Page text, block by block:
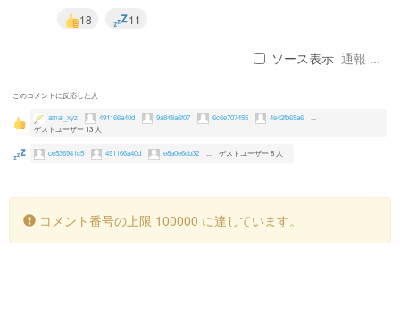
18 11
ソース表示 通報 ...
このコメントに反応した人
amal_xyz 491166a40d 9a848a6f07 6c6e707455 4e42fb65a6
ゲストユーザー 13 人
ce536941c5 491166a40d e8a0e6cb32 ゲストユーザー 8 人
コメント番号の上限 100000 に達しています。